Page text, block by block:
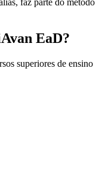
EaD?
superiores de ensino